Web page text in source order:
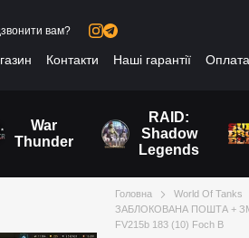
вам?
Контакти Наші гарантії Оплата
War
Thunder
RAID:
Shadow
Legends
Головна World Of Tanks
ЗАБЛОКОВАНА ПОШТА +
FV215b 183 (10) Foch B